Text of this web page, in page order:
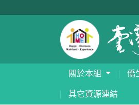
關於本組 僑
其它資源連結